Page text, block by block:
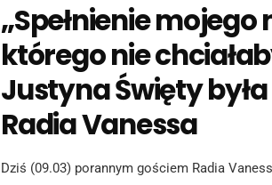
„Spełnienie
którego nie
Justyna Święty
Radia Vanessa
Dziś (09.03) porannym gościem Radia